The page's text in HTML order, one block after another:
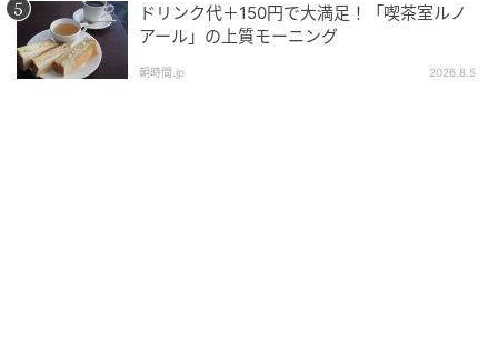
ドリンク代＋150円で大満足！「喫茶室ルノ
アール」の上質モーニング
朝時間.jp 2026.8.5